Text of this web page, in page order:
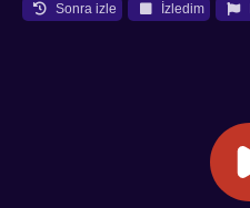
Sonra izle İzledim